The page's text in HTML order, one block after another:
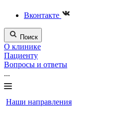
Вконтакте
Поиск
О клинике
Пациенту
Вопросы и ответы
...
Наши направления